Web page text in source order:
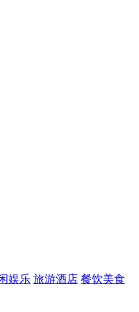
娱乐 旅游酒店 餐饮美食